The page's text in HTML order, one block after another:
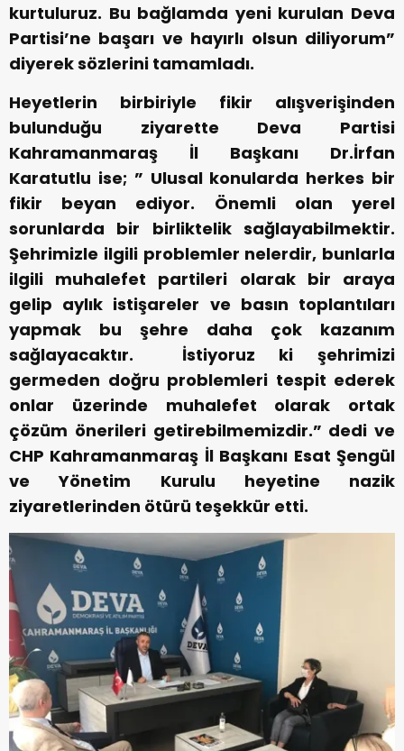
kurtuluruz. Bu bağlamda yeni kurulan Deva
Partisi’ne başarı ve hayırlı olsun diliyorum”
diyerek sözlerini tamamladı.
Heyetlerin birbiriyle fikir alışverişinden
bulunduğu ziyarette Deva Partisi
Kahramanmaraş İl Başkanı Dr.İrfan
Karatutlu ise; ” Ulusal konularda herkes bir
fikir beyan ediyor. Önemli olan yerel
sorunlarda bir birliktelik sağlayabilmektir.
Şehrimizle ilgili problemler nelerdir, bunlarla
ilgili muhalefet partileri olarak bir araya
gelip aylık istişareler ve basın toplantıları
yapmak bu şehre daha çok kazanım
sağlayacaktır. İstiyoruz ki şehrimizi
germeden doğru problemleri tespit ederek
onlar üzerinde muhalefet olarak ortak
çözüm önerileri getirebilmemizdir.” dedi ve
CHP Kahramanmaraş İl Başkanı Esat Şengül
ve Yönetim Kurulu heyetine nazik
ziyaretlerinden ötürü teşekkür etti.